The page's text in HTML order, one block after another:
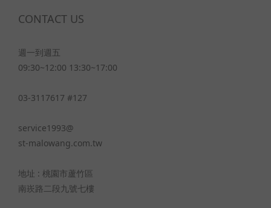
CONTACT US
週一到週五
09:30~12:00 13:30~17:00
03-3117617 #127
service1993@
st-malowang.com.tw
地址 : 桃園市蘆竹區
南崁路二段九號七樓